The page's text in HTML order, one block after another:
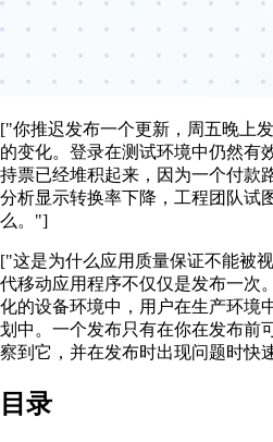
["你推迟发布一个更新，周五晚上
的变化。登录在测试环境中仍然有
持票已经堆积起来，因为一个付款
分析显示转换率下降，工程团队试
么。"]
["这是为什么应用质量保证不能被
代移动应用程序不仅仅是发布一次
化的设备环境中，用户在生产环境
划中。一个发布只有在你在发布前
察到它，并在发布时出现问题时快
目录